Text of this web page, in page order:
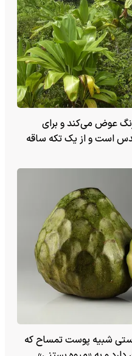
عوض می‌کند و برای
است و از یک تکه ساقه
شبیه پوست تمساح که